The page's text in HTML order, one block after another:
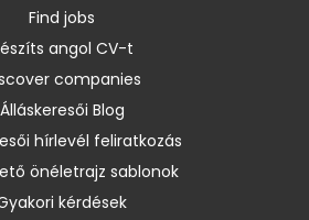
Find jobs
angol CV-t
companies
Álláskeresői Blog
hírlevél feliratkozás
önéletrajz sablonok
kérdések